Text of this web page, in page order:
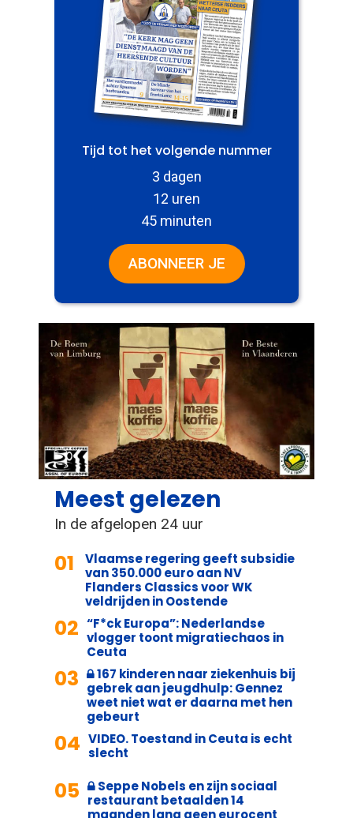
Tijd tot het volgende nummer
3 dagen
12 uren
45 minuten
ABONNEER JE
Meest gelezen
In de afgelopen 24 uur
01
Vlaamse regering geeft subsidie
van 350.000 euro aan NV
Flanders Classics voor WK
veldrijden in Oostende
02 “F*ck Europa”: Nederlandse
vlogger toont migratiechaos in
Ceuta
03
167 kinderen naar ziekenhuis bij
gebrek aan jeugdhulp: Gennez
weet niet wat er daarna met hen
gebeurt
04 VIDEO. Toestand in Ceuta is echt
slecht
05
Seppe Nobels en zijn sociaal
restaurant betaalden 14
maanden lang geen eurocent